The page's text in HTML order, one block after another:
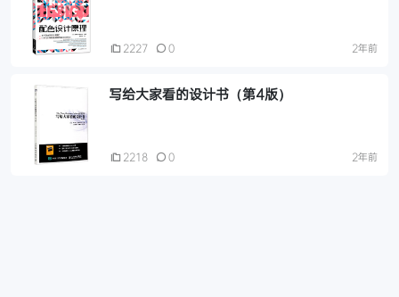
2227 0 2年前
写给大家看的设计书（第4版）
2218 0 2年前